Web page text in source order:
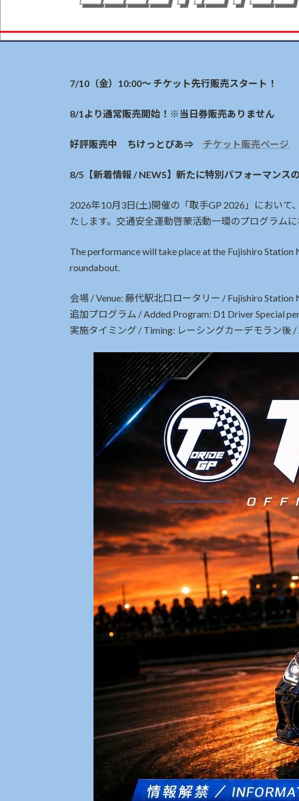
7/10（金）10:00〜 チケット先行販売スタート！
8/1より通常販売開始！※当日券販売ありません
好評販売中 ちけっとぴあ⇒ チケット販売ページ
8/5【新着情報 / NEWS】新たに特別パフォーマン
2026年10月3日(土)開催の「取手GP 2026」におい
たします。交通安全運動啓蒙活動一環のプログラム
The performance will take place at the Fujishiro
roundabout.
会場 / Venue: 藤代駅北口ロータリー / Fujishiro Station
追加プログラム / Added Program: D1 Driver Special
実施タイミング / Timing: レーシングカーデモラン後